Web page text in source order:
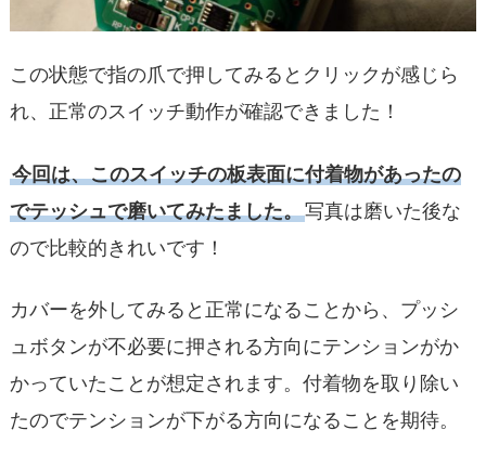
この状態で指の爪で押してみるとクリックが感じら
れ、正常のスイッチ動作が確認できました！
今回は、このスイッチの板表面に付着物があったの
でテッシュで磨いてみたました。写真は磨いた後な
ので比較的きれいです！
カバーを外してみると正常になることから、プッシ
ュボタンが不必要に押される方向にテンションがか
かっていたことが想定されます。付着物を取り除い
たのでテンションが下がる方向になることを期待。